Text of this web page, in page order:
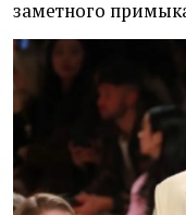
заметного